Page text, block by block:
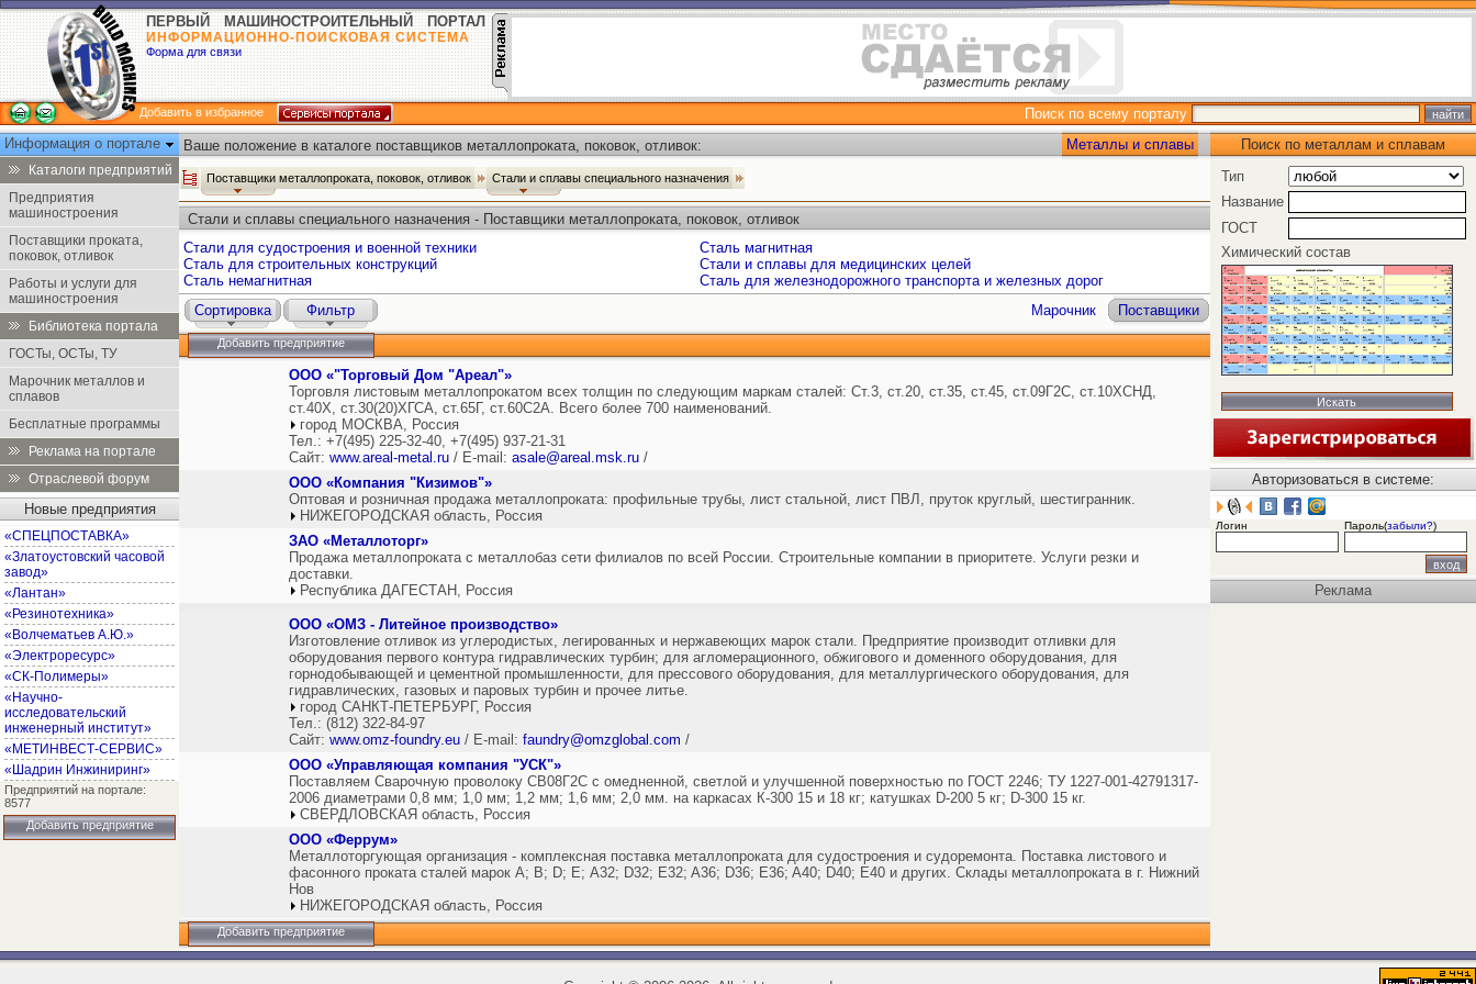
ПЕРВЫЙ МАШИНОСТРОИТЕЛЬНЫЙ ПОРТАЛ
ИНФОРМАЦИОННО-ПОИСКОВАЯ СИСТЕМА
Форма для связи
Добавить в избранное
Поиск по всему порталу
Информация о портале
Каталоги предприятий
Предприятия
машиностроения
Поставщики проката,
поковок, отливок
Работы и услуги для
машиностроения
Библиотека портала
ГОСТы, ОСТы, ТУ
Марочник металлов и
сплавов
Бесплатные программы
Реклама на портале
Отраслевой форум
Новые предприятия
«СПЕЦПОСТАВКА»
«Златоустовский часовой
завод»
«Лантан»
«Резинотехника»
«Волчематьев А.Ю.»
«Электроресурс»
«СК-Полимеры»
«Научно-
исследовательский
инженерный институт»
«МЕТИНВЕСТ-СЕРВИС»
«Шадрин Инжиниринг»
Предприятий на портале:
8577
Добавить предприятие
Ваше положение в каталоге поставщиков металлопроката, поковок, отливок: Металлы и сплавы
Поставщики металлопроката, поковок, отливок Стали и сплавы специального назначения
Стали и сплавы специального назначения - Поставщики металлопроката, поковок, отливок
Стали для судостроения и военной техники
Сталь для строительных конструкций
Сталь немагнитная
Сталь магнитная
Стали и сплавы для медицинских целей
Сталь для железнодорожного транспорта и железных дорог
Сортировка
Фильтр Марочник Поставщики
Добавить предприятие
ООО «"Торговый Дом "Ареал"»
Торговля листовым металлопрокатом всех толщин по следующим маркам сталей: Ст.3, ст.20, ст.35, ст.45, ст.09Г2С, ст.10ХСНД,
ст.40Х, ст.30(20)ХГСА, ст.65Г, ст.60С2А. Всего более 700 наименований.
город МОСКВА, Россия
Тел.: +7(495) 225-32-40, +7(495) 937-21-31
Сайт: www.areal-metal.ru / E-mail: asale@areal.msk.ru /
ООО «Компания "Кизимов"»
Оптовая и розничная продажа металлопроката: профильные трубы, лист стальной, лист ПВЛ, пруток круглый, шестигранник.
НИЖЕГОРОДСКАЯ область, Россия
ЗАО «Металлоторг»
Продажа металлопроката с металлобаз сети филиалов по всей России. Строительные компании в приоритете. Услуги резки и
доставки.
Республика ДАГЕСТАН, Россия
ООО «ОМЗ - Литейное производство»
Изготовление отливок из углеродистых, легированных и нержавеющих марок стали. Предприятие производит отливки для
оборудования первого контура гидравлических турбин; для агломерационного, обжигового и доменного оборудования, для
горнодобывающей и цементной промышленности, для прессового оборудования, для металлургического оборудования, для
гидравлических, газовых и паровых турбин и прочее литье.
город САНКТ-ПЕТЕРБУРГ, Россия
Тел.: (812) 322-84-97
Сайт: www.omz-foundry.eu / E-mail: faundry@omzglobal.com /
ООО «Управляющая компания "УСК"»
Поставляем Сварочную проволоку СВ08Г2С с омедненной, светлой и улучшенной поверхностью по ГОСТ 2246; ТУ 1227-001-42791317-
2006 диаметрами 0,8 мм; 1,0 мм; 1,2 мм; 1,6 мм; 2,0 мм. на каркасах К-300 15 и 18 кг; катушках D-200 5 кг; D-300 15 кг.
СВЕРДЛОВСКАЯ область, Россия
ООО «Феррум»
Металлоторгующая организация - комплексная поставка металлопроката для судостроения и судоремонта. Поставка листового и
фасонного проката сталей марок А; B; D; E; А32; D32; E32; A36; D36; E36; A40; D40; E40 и других. Склады металлопроката в г. Нижний
Нов
НИЖЕГОРОДСКАЯ область, Россия
Добавить предприятие
Поиск по металлам и сплавам
Тип
Название
ГОСТ
Химический состав
Авторизоваться в системе:
Логин Пароль(забыли?)
Реклама